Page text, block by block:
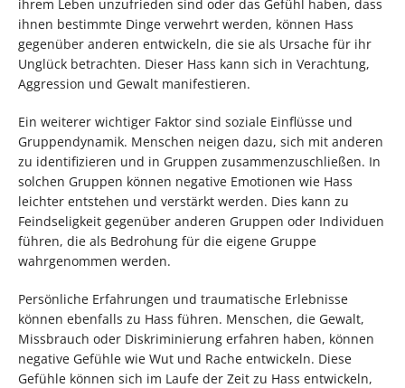
ihrem Leben unzufrieden sind oder das Gefühl haben, dass
ihnen bestimmte Dinge verwehrt werden, können Hass
gegenüber anderen entwickeln, die sie als Ursache für ihr
Unglück betrachten. Dieser Hass kann sich in Verachtung,
Aggression und Gewalt manifestieren.
Ein weiterer wichtiger Faktor sind soziale Einflüsse und
Gruppendynamik. Menschen neigen dazu, sich mit anderen
zu identifizieren und in Gruppen zusammenzuschließen. In
solchen Gruppen können negative Emotionen wie Hass
leichter entstehen und verstärkt werden. Dies kann zu
Feindseligkeit gegenüber anderen Gruppen oder Individuen
führen, die als Bedrohung für die eigene Gruppe
wahrgenommen werden.
Persönliche Erfahrungen und traumatische Erlebnisse
können ebenfalls zu Hass führen. Menschen, die Gewalt,
Missbrauch oder Diskriminierung erfahren haben, können
negative Gefühle wie Wut und Rache entwickeln. Diese
Gefühle können sich im Laufe der Zeit zu Hass entwickeln,